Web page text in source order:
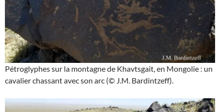
Pétroglyphes sur la montagne de Khavtsgait, en Mongolie : un
cavalier chassant avec son arc (© J.M. Bardintzeff).